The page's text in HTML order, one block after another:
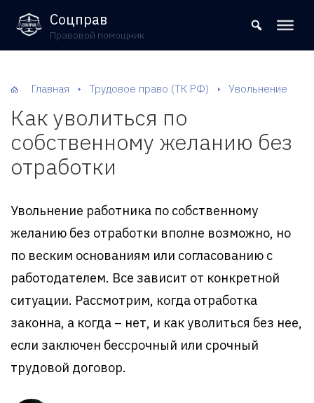
8 (800) 302-09-37
Соцправ
Правовой помощник
Главная Трудовое право (ТК РФ) Увольнение
Как уволиться по
собственному желанию без
отработки
Увольнение работника по собственному
желанию без отработки вполне возможно, но
по веским основаниям или согласованию с
работодателем. Все зависит от конкретной
ситуации. Рассмотрим, когда отработка
законна, а когда – нет, и как уволиться без нее,
если заключен бессрочный или срочный
трудовой договор.